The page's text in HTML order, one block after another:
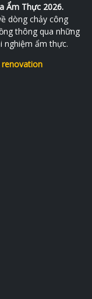
Ẩm Thực 2026.
dòng chảy công
thông qua những
nghiệm ẩm thực.
renovation